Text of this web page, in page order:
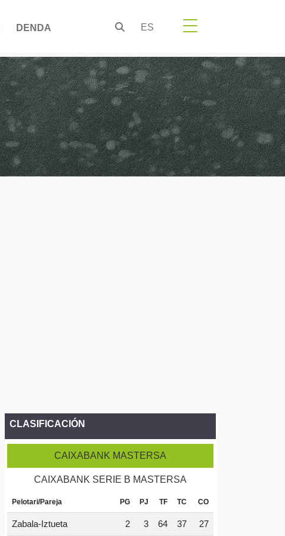
DENDA ES
CLASIFICACIÓN
CAIXABANK MASTERSA
CAIXABANK SERIE B MASTERSA
Pelotari/Pareja PG PJ TF TC CO
Zabala-Iztueta 2 3 64 37 27